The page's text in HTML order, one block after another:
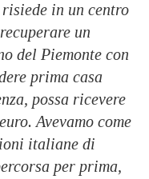
in un centro
un
del Piemonte con
prima casa
possa ricevere
Avevamo come
italiane di
per prima,